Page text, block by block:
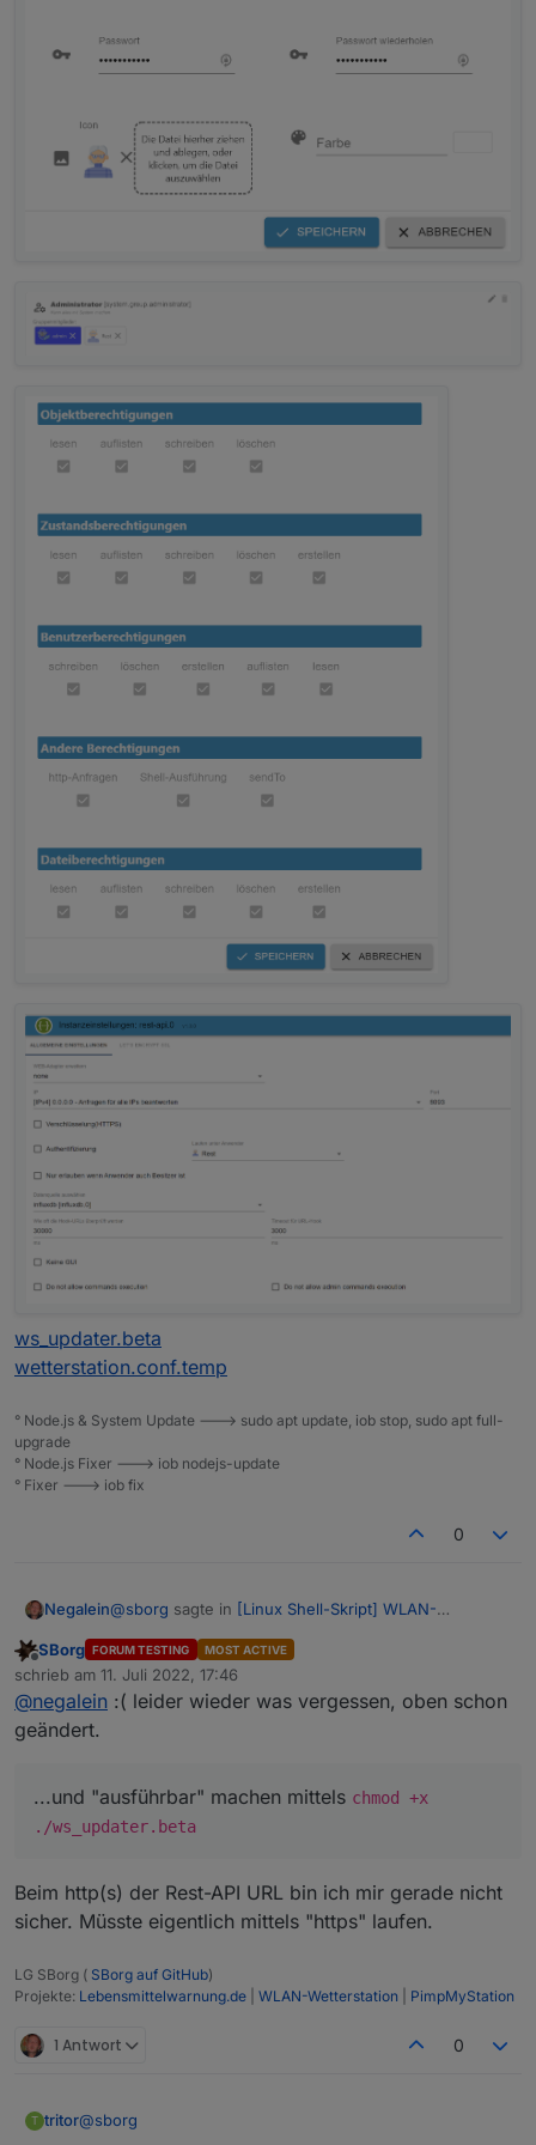
ws_updater.beta
wetterstation.conf.temp
° Node.js & System Update ---> sudo apt update, iob stop, sudo apt full-
upgrade
° Node.js Fixer ---> iob nodejs-update
° Fixer ---> iob fix
0
Negalein@sborg sagte in [Linux Shell-Skript] WLAN-
oder jetzt damit mal anfangen wollen...
-bash: ./ws_updater.beta: Datei oder
Offline
SBorg FORUM TESTING MOST ACTIVE
schrieb am 11. Juli 2022, 17:46
zuletzt editiert von
@negalein :( leider wieder was vergessen, oben schon
geändert.
...und "ausführbar" machen mittels chmod +x
./ws_updater.beta
Beim http(s) der Rest-API URL bin ich mir gerade nicht
sicher. Müsste eigentlich mittels "https" laufen.
LG SBorg ( SBorg auf GitHub)
Projekte: Lebensmittelwarnung.de WLAN-Wetterstation PimpMyStation
1 Antwort 0
T tritor@sborg